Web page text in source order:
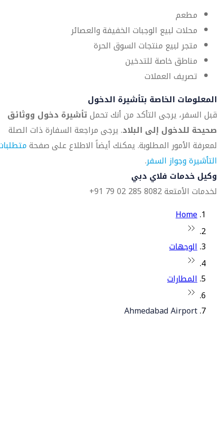
مطعم
محلات لبيع الوجبات الخفيفة والعصائر
متجر لبيع منتجات السوق الحرة
مناطق خاصة للتدخين
تصريف العملات
المعلومات الخاصة بتأشيرة الدخول
قبل السفر، يرجى التأكد من أنك تحملتأشيرة دخول ووثائق
صحيحة للدخول إلى البلاد. يرجى مراجعة السفارة ذات الصلة
لمعرفة الأمور المطلوبة. يمكنك أيضاً الاطلاع على صفحة
التأشيرة وجواز السفر.
وكيل خدمات فلاي دبي
لخدمات الأمتعة 8082 285 02 79 91+
Home
الوجهات
المطارات
Ahmedabad Airport